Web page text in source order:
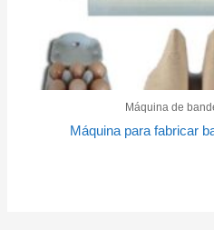
Máquina de
Máquina para fabricar